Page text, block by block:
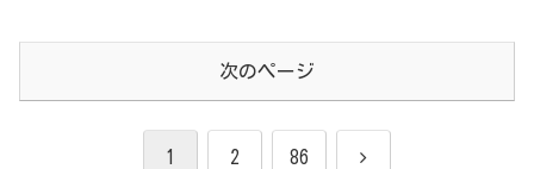
次のページ
1 2 86 次